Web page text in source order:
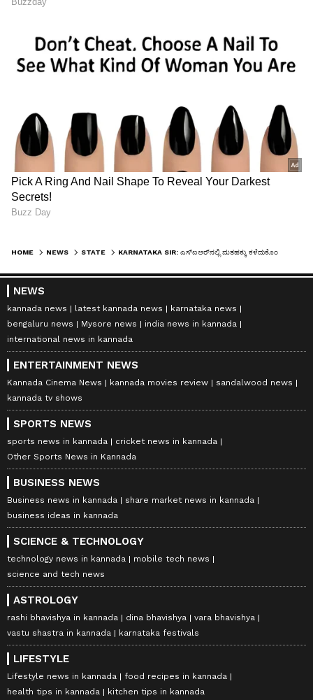
HOME NEWS STATE
NEWS
kannada news latest kannada news
karnataka news
bengaluru news
Mysore news
india news in kannada
international news in kannada
ENTERTAINMENT NEWS
Kannada Cinema News kannada movies review
sandalwood news
kannada tv shows
SPORTS NEWS
sports news in kannada
cricket news in kannada
Other Sports News in Kannada
BUSINESS NEWS
Business news in kannada
share market news in kannada
business ideas in kannada
SCIENCE & TECHNOLOGY
technology news in kannada
mobile tech news
science and tech news
ASTROLOGY
rashi bhavishya in kannada dina bhavishya
vara bhavishya
vastu shastra in kannada
karnataka festivals
LIFESTYLE
Lifestyle news in kannada
food recipes in kannada
health tips in kannada
kitchen tips in kannada